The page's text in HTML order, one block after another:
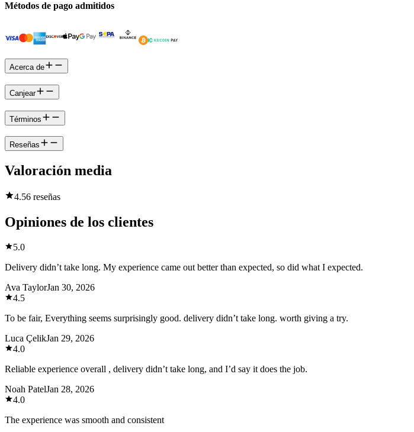
Métodos de pago admitidos
Acerca de
Canjear
Términos
Reseñas
Valoración media
4.56 reseñas
Opiniones de los clientes
5.0
Delivery didn’t take long. My experience came out better than expected, so did what I expected.
Ava TaylorJan 30, 2026
4.5
To be fair, Everything seems surprisingly good. delivery didn’t take long. worth giving a try.
Luca ÇelikJan 29, 2026
4.0
Reliable experience overall , delivery didn’t take long, and I’d say it does the job.
Noah PatelJan 28, 2026
4.0
The experience was smooth and consistent